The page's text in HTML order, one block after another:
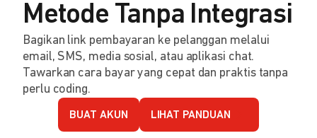
Metode Tanpa Integrasi
Bagikan link pembayaran ke pelanggan melalui
email, SMS, media sosial, atau aplikasi chat.
Tawarkan cara bayar yang cepat dan praktis tanpa
perlu coding.
BUAT AKUN LIHAT PANDUAN